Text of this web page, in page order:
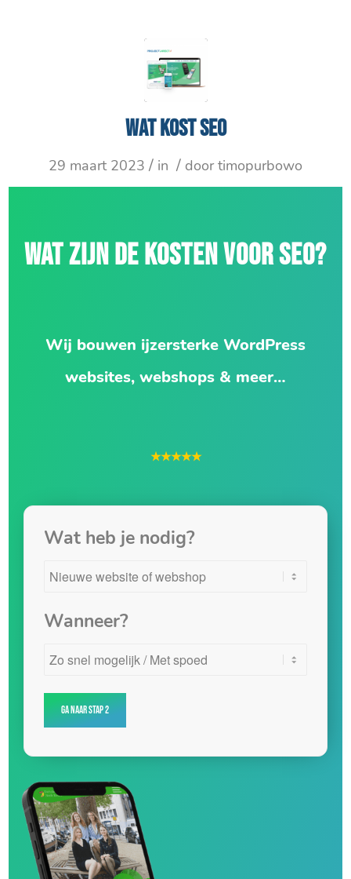
Wat kost SEO
29 maart 2023 / in / doortimopurbowo
WAT ZIJN DE KOSTEN VOOR SEO?
Wij bouwen ijzersterke WordPress
websites, webshops & meer…
★★★★★
Wat heb je nodig?
Wanneer?